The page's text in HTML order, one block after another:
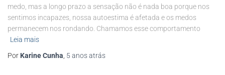
medo, mas a longo prazo a sensação não é nada boa porque nos
sentimos incapazes, nossa autoestima é afetada e os medos
permanecem nos rondando. Chamamos esse comportamento
Leia mais
Por Karine Cunha 5 anosatrás